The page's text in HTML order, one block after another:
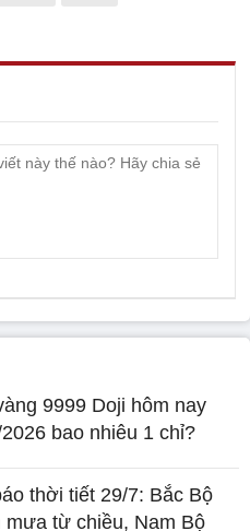
9999 Doji hôm nay
bao nhiêu 1 chỉ?
thời tiết 29/7: Bắc Bộ
mưa từ chiều, Nam Bộ